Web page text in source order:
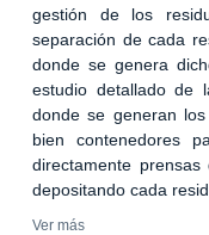
gestión de los
separación de cada
donde se genera
estudio detallado de
donde se generan
bien contenedores
directamente
depositando cada
Ver más